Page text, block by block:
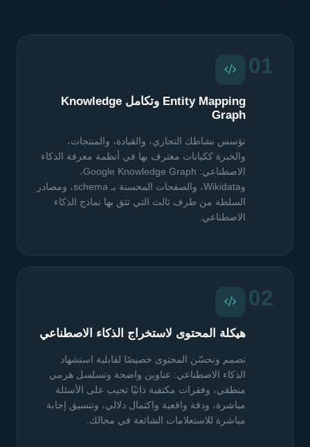
01
Entity Mapping وتكامل Knowledge
Graph
نؤسس نشاطك التجاري، والقيادة، والمنتجات،
والخبرة ككيانات معترف بها في أنظمة معرفة الذكاء
الاصطناعي: Google Knowledge Graph،
وWikidata، والصفحات المحسنة بـ schema، ومصادر
السلطة من طرف ثالث التي تثق بها نماذج الذكاء
الاصطناعي.
02
هيكلة المحتوى لاستخراج الذكاء الاصطناعي
نصمم ونحسّن المحتوى خصيصًا لقابلية استشهاد
الذكاء الاصطناعي: عناوين واضحة وتسلسل هرمي
منطقي، وفقرات مكتفية ذاتيًا تجيب على الأسئلة
مباشرة، ودقة واقعية واكتمال دلالي، وتنسيق إجابة
مباشرة للاستعلامات الشائعة في مجالك.